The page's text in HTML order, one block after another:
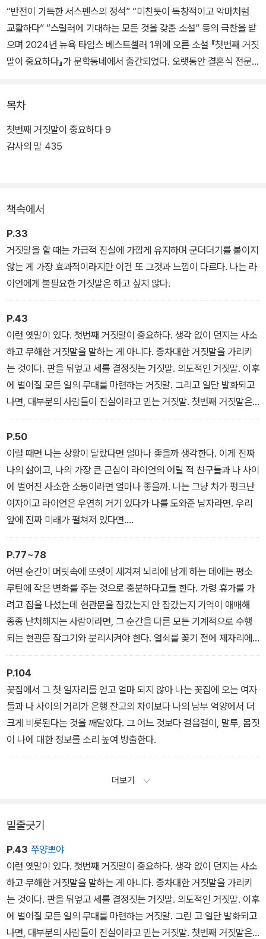
“반전이 가득한 서스펜스의 정석” “미친듯이 독창적이고 악마처럼
교활하다” “스릴러에 기대하는 모든 것을 갖춘 소설” 등의 극찬을 받
으며 2024년 뉴욕 타임스 베스트셀러 1위에 오른 소설 『첫번째 거짓
말이 중요하다』가 문학동네에서 출간되었다. 오랫동안 결혼식 전문
에 오르며 성공적인 첫걸음을 내디뎠다.
『첫번째 거짓말이 중요하다』는 엘스턴이 여러 권의 YA 소설을 출간
실행해나가는 이야기를 그린다.
미스터리한 보스 스미스 씨와 영리하고 교활한 주인공의 지능적인 추
격전이 펼쳐지는 이 소설은 출간 전부터 화제를 모으며 억대 선인세
로 출판 계약이 성사되었고, 출간 첫해에는 미국에서만 100만 부 이
괄 프로듀서와 배우 옥타비아 스펜서가 제작하는 TV 시리즈 방영이
목차
첫번째 거짓말이 중요하다 9
감사의 말 435
책속에서
P.33
거짓말을 할 때는 가급적 진실에 가깝게 유지하며 군더더기를 붙이지
않는 게 가장 효과적이라지만 이건 또 그것과 느낌이 다르다. 나는 라
이언에게 불필요한 거짓말은 하고 싶지 않다.
P.43
이런 옛말이 있다. 첫번째 거짓말이 중요하다. 생각 없이 던지는 사소
하고 무해한 거짓말을 말하는 게 아니다. 중차대한 거짓말을 가리키
는 것이다. 판을 뒤엎고 세를 결정짓는 거짓말. 의도적인 거짓말. 이후
에 벌어질 모든 일의 무대를 마련하는 거짓말. 그리고 일단 발화되고
나면, 대부분의 사람들이 진실이라고 믿는 거짓말. 첫번째 거짓말은
가장 강력한 것이어야 한다. 가장 중요한 것이어야 한다. 그리고 반드
시 선수를 쳐야 한다.
P.50
이럴 때면 나는 상황이 달랐다면 얼마나 좋을까 생각한다. 이게 진짜
나의 삶이고, 나의 가장 큰 근심이 라이언의 어릴 적 친구들과 나 사이
에 벌어진 사소한 소동이라면 얼마나 좋을까. 나는 그냥 차가 펑크난
여자이고 라이언은 우연히 거기 있다가 나를 도와준 남자라면. 우리
앞에 진짜 미래가 펼쳐져 있다면.
그가 모르는 일이 너무 많다. 내가 그에게 말할 수 없는 일이 너무 많
다. 절대 말하지 않을 일이 너무 많다.
P.77~78
어떤 순간이 머릿속에 또렷이 새겨져 뇌리에 남게 하는 데에는 평소
루틴에 작은 변화를 주는 것으로 충분하다고들 한다. 가령 휴가를 가
려고 집을 나섰는데 현관문을 잠갔는지 안 잠갔는지 기억이 애매해
종종 난처해지는 사람이라면, 그 순간을 다른 모든 기계적으로 수행
되는 현관문 잠그기와 분리시켜야 한다. 열쇠를 꽂기 전에 제자리에
서 빙그르 돈다든가 하는 단순한 동작으로도 충분하다. 단순한 동작
한 번으로 그 기억은 영구히 머릿속에 각인된다. 여러 번 거듭 재생될
수 있을 정도로 또렷해진다. 문을 나와서 열쇠를 돌리고 문고리를 잡
고 흔들어 잠긴 것을 확인하는 장면이 보이고, 그 일련의 행동을 했는
지 안 했는지 머릿속을 뒤질 필요가 없다. 했다는 걸 아니까.
P.104
꽃집에서 그 첫 일자리를 얻고 얼마 되지 않아 나는 꽃집에 오는 여자
들과 나 사이의 거리가 은행 잔고의 차이보다 나의 남부 억양에서 더
크게 비롯된다는 것을 깨달았다. 그 어느 것보다 걸음걸이, 말투, 몸짓
이 나에 대한 정보를 소리 높여 방출한다.
더보기
밑줄긋기
P.43 쭈양뽀야
이런 옛말이 있다. 첫번째 거짓말이 중요하다. 생각 없이 던지는 사소
하고 무해한 거짓말을 말하는 게 아니다. 중차대한 거짓말을 가리키
는 것이다. 판을 뒤엎고 세를 결정짓는 거짓말. 의도적인 거짓말. 이후
에 벌어질 모든 일의 무대를 마련하는 거짓말. 그린 고 일단 발화되고
나면, 대부분의 사람들이 진실이라고 믿는 거짓말. 첫번째 거짓말은